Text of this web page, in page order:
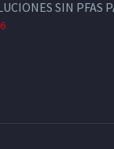
SIN PFAS